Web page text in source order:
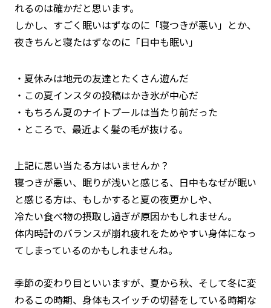
れるのは確かだと思います。
しかし、すごく眠いはずなのに「寝つきが悪い」とか、
夜きちんと寝たはずなのに「日中も眠い」
夏休みは地元の友達とたくさん遊んだ
この夏インスタの投稿はかき氷が中心だ
もちろん夏のナイトプールは当たり前だった
ところで、最近よく髪の毛が抜ける。
上記に思い当たる方はいませんか？
寝つきが悪い、眠りが浅いと感じる、日中もなぜが眠い
と感じる方は、もしかすると夏の夜更かしや、
冷たい食べ物の摂取し過ぎが原因かもしれません。
体内時計のバランスが崩れ疲れをためやすい身体になっ
てしまっているのかもしれませんね。
季節の変わり目といいますが、夏から秋、そして冬に変
わるこの時期、身体もスイッチの切替をしている時期な